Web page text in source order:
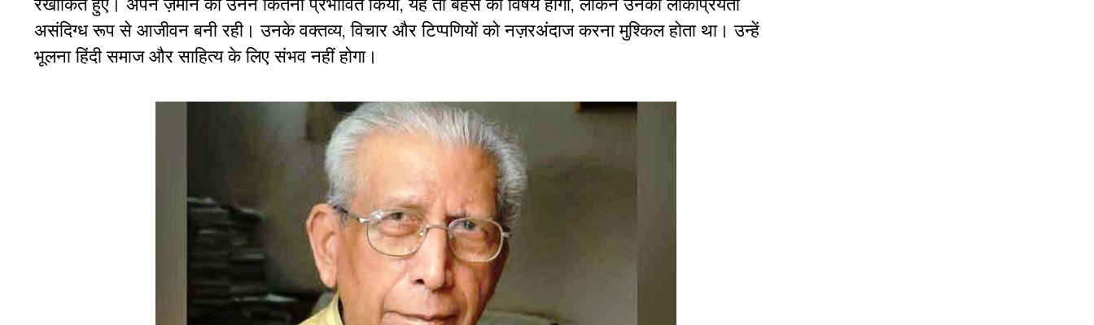
असंदिग्ध रूप से आजीवन बनी रही। उनके वक्तव्य, विचार और टिप्पणियों को नज़रअंदाज करना मुश्किल होता था। उन्हें
भूलना हिंदी समाज और साहित्य के लिए संभव नहीं होगा।